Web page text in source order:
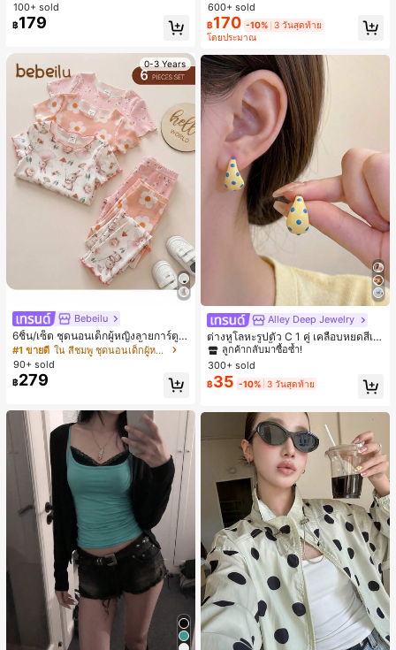
100+ sold
฿179
0-3 Years
Bebeilu
6ชิ้น/เซ็ต ชุดนอนเด็กผู้หญิงลายการ์ตูน
หมีและดอกไม้ คอกลม แขนสั้น กางเกง
ขาสั้น ขอบระบาย สวมใส่สบาย
#1 ขายดี
ใน สีชมพู ชุดนอนเด็กผู้หญิง
90+ sold
฿279
600+ sold
฿170 -10% 3 วันสุดท้าย
โดยประมาณ
Alley Deep Jewelry
ต่างหูโลหะรูปตัว C 1 คู่ เคลือบหยดสีเห
ลือง ลายจุดสีน้ำเงิน สไตล์ยุโรปและอเม
ริกัน แฟชั่นส่วนตัว หวานและสง่างาม
สำหรับผู้หญิงและเด็กหญิง สำหรับการเ
ดินทาง งานแต่งงาน ปาร์ตี้ วันเกิด ของ
#1 ขายดี ใน โบโฮ ต่างหูผู้หญิง
ลูกค้ากลับมาซื้อซ้ำ!
เกือบหมดแล้ว!
#1 ขายดี ใน โบโฮ ต่างหูผู้หญิง
ลูกค้ากลับมาซื้อซ้ำ!
เกือบหมดแล้ว!
#1 ขายดี ใน โบโฮ ต่างหูผู้หญิง
ลูกค้ากลับมาซื้อซ้ำ!
เกือบหมดแล้ว!
#1 ขายดี ใน โบโฮ ต่างหูผู้หญิง
เกือบหมดแล้ว!
300+ sold
฿35 -10% 3 วันสุดท้าย